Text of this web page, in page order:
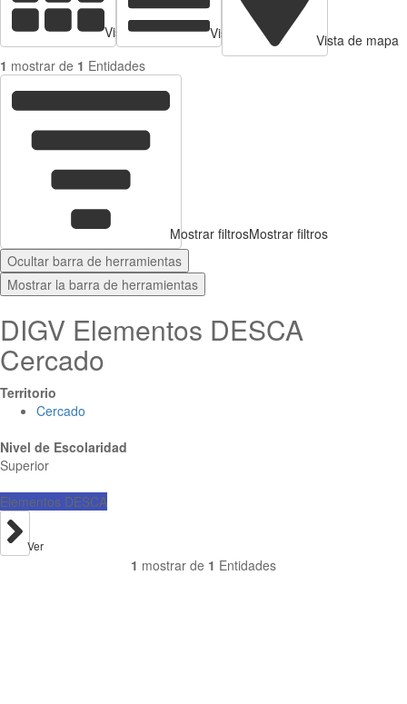
Vista de tarjetas Vista de Tabla
Vista de mapa
1 mostrar de 1 Entidades
Mostrar filtrosMostrar filtros
Ocultar barra de herramientas
Mostrar la barra de herramientas
DIGV Elementos DESCA
Cercado
Territorio
Cercado
Nivel de Escolaridad
Superior
Elementos DESCA
Ver
1 mostrar de 1 Entidades